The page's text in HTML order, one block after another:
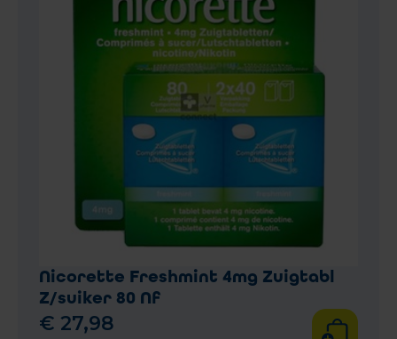
Nicorette Freshmint 4mg Zuigtabl
Z/suiker 80 Nf
€ 27,98